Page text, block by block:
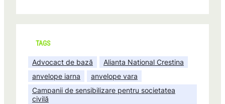
TAGS
Advocact de bază
Alianta National Crestina
anvelope iarna
anvelope vara
Campanii de sensibilizare pentru societatea
civilă